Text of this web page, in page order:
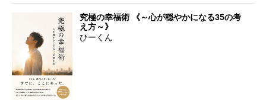
究極の幸福術 《～心が穏やかになる35の考
え方～》
ひーくん